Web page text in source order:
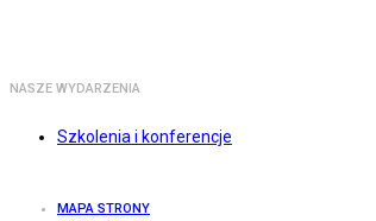
NASZE WYDARZENIA
Szkolenia i konferencje
MAPA STRONY